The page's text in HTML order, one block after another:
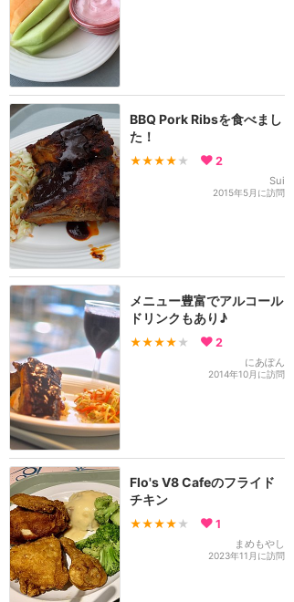
BBQ Pork Ribsを食べまし
た！
★★★★ ★ 2
Sui
2015年5月に訪問
メニュー豊富でアルコール
ドリンクもあり♪
★★★★ ★ 2
にあぽん
2014年10月に訪問
Flo's V8 Cafeのフライド
チキン
★★★★ ★ 1
まめもやし
2023年11月に訪問